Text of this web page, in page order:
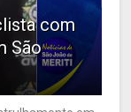
com
São